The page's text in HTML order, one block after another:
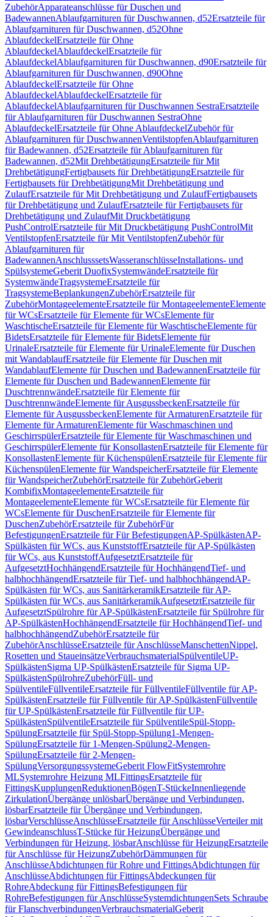
ZubehörApparateanschlüsse für Duschen und
BadewannenAblaufgarnituren für Duschwannen, d52Ersatzteile für
Ablaufgarnituren für Duschwannen, d52Ohne
AblaufdeckelErsatzteile für Ohne
AblaufdeckelAblaufdeckelErsatzteile für
AblaufdeckelAblaufgarnituren für Duschwannen, d90Ersatzteile für
Ablaufgarnituren für Duschwannen, d90Ohne
AblaufdeckelErsatzteile für Ohne
AblaufdeckelAblaufdeckelErsatzteile für
AblaufdeckelAblaufgarnituren für Duschwannen SestraErsatzteile
für Ablaufgarnituren für Duschwannen SestraOhne
AblaufdeckelErsatzteile für Ohne AblaufdeckelZubehör für
Ablaufgarnituren für DuschwannenVentilstopfenAblaufgarnituren
für Badewannen, d52Ersatzteile für Ablaufgarnituren für
Badewannen, d52Mit DrehbetätigungErsatzteile für Mit
DrehbetätigungFertigbausets für DrehbetätigungErsatzteile für
Fertigbausets für DrehbetätigungMit Drehbetätigung und
ZulaufErsatzteile für Mit Drehbetätigung und ZulaufFertigbausets
für Drehbetätigung und ZulaufErsatzteile für Fertigbausets für
Drehbetätigung und ZulaufMit Druckbetätigung
PushControlErsatzteile für Mit Druckbetätigung PushControlMit
VentilstopfenErsatzteile für Mit VentilstopfenZubehör für
Ablaufgarnituren für
BadewannenAnschlusssetsWasseranschlüsseInstallations- und
SpülsystemeGeberit DuofixSystemwändeErsatzteile für
SystemwändeTragsystemeErsatzteile für
TragsystemeBeplankungenZubehörErsatzteile für
ZubehörMontageelementeErsatzteile für MontageelementeElemente
für WCsErsatzteile für Elemente für WCsElemente für
WaschtischeErsatzteile für Elemente für WaschtischeElemente für
BidetsErsatzteile für Elemente für BidetsElemente für
UrinaleErsatzteile für Elemente für UrinaleElemente für Duschen
mit WandablaufErsatzteile für Elemente für Duschen mit
WandablaufElemente für Duschen und BadewannenErsatzteile für
Elemente für Duschen und BadewannenElemente für
DuschtrennwändeErsatzteile für Elemente für
DuschtrennwändeElemente für AusgussbeckenErsatzteile für
Elemente für AusgussbeckenElemente für ArmaturenErsatzteile für
Elemente für ArmaturenElemente für Waschmaschinen und
GeschirrspülerErsatzteile für Elemente für Waschmaschinen und
GeschirrspülerElemente für KonsollastenErsatzteile für Elemente für
KonsollastenElemente für KüchenspülenErsatzteile für Elemente für
KüchenspülenElemente für WandspeicherErsatzteile für Elemente
für WandspeicherZubehörErsatzteile für ZubehörGeberit
KombifixMontageelementeErsatzteile für
MontageelementeElemente für WCsErsatzteile für Elemente für
WCsElemente für DuschenErsatzteile für Elemente für
DuschenZubehörErsatzteile für ZubehörFür
BefestigungenErsatzteile für Für BefestigungenAP-SpülkästenAP-
Spülkästen für WCs, aus KunststoffErsatzteile für AP-Spülkästen
für WCs, aus KunststoffAufgesetztErsatzteile für
AufgesetztHochhängendErsatzteile für HochhängendTief- und
halbhochhängendErsatzteile für Tief- und halbhochhängendAP-
Spülkästen für WCs, aus SanitärkeramikErsatzteile für AP-
Spülkästen für WCs, aus SanitärkeramikAufgesetztErsatzteile für
AufgesetztSpülrohre für AP-SpülkästenErsatzteile für Spülrohre für
AP-SpülkästenHochhängendErsatzteile für HochhängendTief- und
halbhochhängendZubehörErsatzteile für
ZubehörAnschlüsseErsatzteile für AnschlüsseManschettenNippel,
Rosetten und StaueinsätzeVerbrauchsmaterialSpülventileUP-
SpülkästenSigma UP-SpülkästenErsatzteile für Sigma UP-
SpülkästenSpülrohreZubehörFüll- und
SpülventileFüllventileErsatzteile für FüllventileFüllventile für AP-
SpülkästenErsatzteile für Füllventile für AP-SpülkästenFüllventile
für UP-SpülkästenErsatzteile für Füllventile für UP-
SpülkästenSpülventileErsatzteile für SpülventileSpül-Stopp-
SpülungErsatzteile für Spül-Stopp-Spülung1-Mengen-
SpülungErsatzteile für 1-Mengen-Spülung2-Mengen-
SpülungErsatzteile für 2-Mengen-
SpülungVersorgungssystemeGeberit FlowFitSystemrohre
MLSystemrohre Heizung MLFittingsErsatzteile für
FittingsKupplungenReduktionenBögenT-StückeInnenliegende
ZirkulationÜbergänge unlösbarÜbergänge und Verbindungen,
lösbarErsatzteile für Übergänge und Verbindungen,
lösbarVerschlüsseAnschlüsseErsatzteile für AnschlüsseVerteiler mit
GewindeanschlussT-Stücke für HeizungÜbergänge und
Verbindungen für Heizung, lösbarAnschlüsse für HeizungErsatzteile
für Anschlüsse für HeizungZubehörDämmungen für
AnschlüsseAbdichtungen für Rohre und FittingsAbdichtungen für
AnschlüsseAbdichtungen für FittingsAbdeckungen für
RohreAbdeckung für FittingsBefestigungen für
RohreBefestigungen für AnschlüsseSystemdichtungenSets Schraube
für FlanschverbindungenVerbrauchsmaterialGeberit